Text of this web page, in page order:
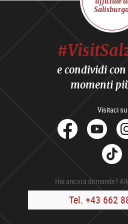
e condividi
momenti
Visitaci su
Hai ancora domande?
Tel. +43 662